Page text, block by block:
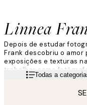
Linnea
Depois de estudar
Frank descobriu o
exposições e texturas
trabalhar como
estúdio ao fazer
mudou-se para a
Leia maisTodas a